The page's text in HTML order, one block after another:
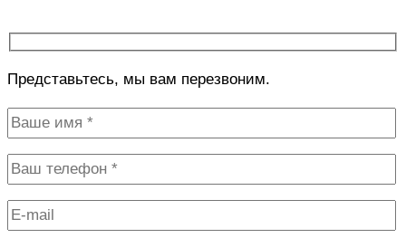
Представьтесь, мы вам перезвоним.